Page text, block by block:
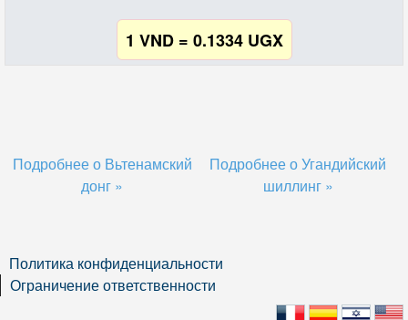
1 VND = 0.1334 UGX
Подробнее о Вьтенамский
донг »
Подробнее о Угандийский
шиллинг »
Политика конфиденциальности
Ограничение ответственности